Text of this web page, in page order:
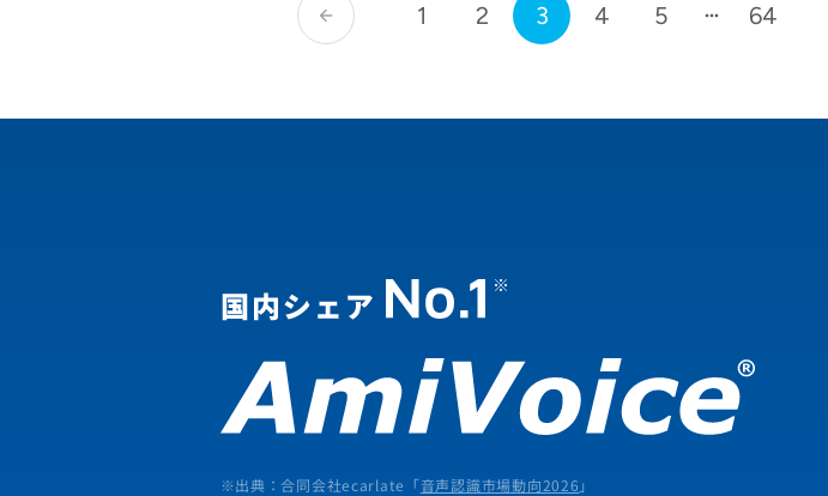
arrow_back 1 2 3 4 5 64
※出典：合同会社ecarlate「音声認識市場動向2026 」